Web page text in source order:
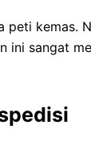
kemas.
ini sangat